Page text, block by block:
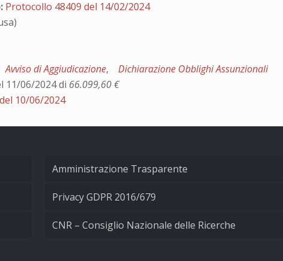
Protocollo 48409 del 14/02/2024
Avviso di Aggiudicazione,Dichiarazione Obblighi Assunzionali
11/06/2024 di 66.099,60 €
10/06/2024
Amministrazione Trasparente
Privacy GDPR 2016/679
CNR – Consiglio Nazionale delle Ricerche